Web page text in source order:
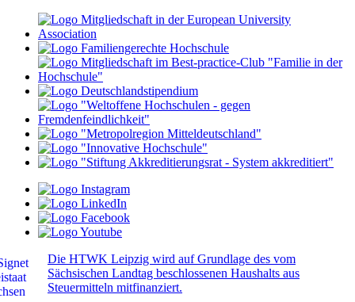
Die HTWK Leipzig wird auf Grundlage des vom
Sächsischen Landtag beschlossenen Haushalts aus
Steuermitteln mitfinanziert.